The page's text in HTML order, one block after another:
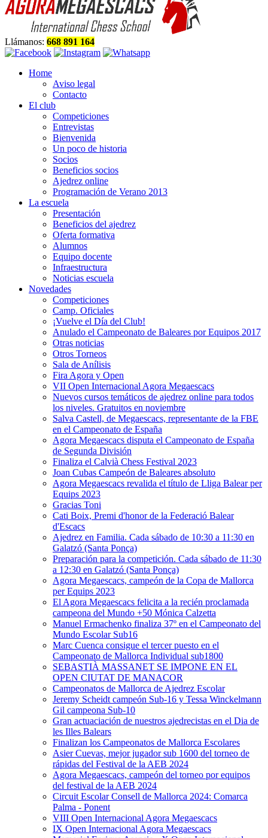
Llámanos: 668 891 164
Home
Aviso legal
Contacto
El club
Competiciones
Entrevistas
Bienvenida
Un poco de historia
Socios
Beneficios socios
Ajedrez online
Programación de Verano 2013
La escuela
Presentación
Beneficios del ajedrez
Oferta formativa
Alumnos
Equipo docente
Infraestructura
Noticias escuela
Novedades
Competiciones
Camp. Oficiales
¡Vuelve el Dí­a del Club!
Anulado el Campeonato de Baleares por Equipos 2017
Otras noticias
Otros Torneos
Sala de Anílisis
Fira Agora y Open
VII Open Internacional Agora Megaescacs
Nuevos cursos temáticos de ajedrez online para todos
los niveles. Gratuitos en noviembre
Salva Castell, de Megaescacs, representante de la FBE
en el Campeonato de España
Agora Megaescacs disputa el Campeonato de España
de Segunda División
Finaliza el Calvià Chess Festival 2023
Joan Cubas Campeón de Baleares absoluto
Agora Megaescacs revalida el título de Lliga Balear per
Equips 2023
Gracias Toni
Cati Boix, Premi d'honor de la Federació Balear
d'Escacs
Ajedrez en Familia. Cada sábado de 10:30 a 11:30 en
Galatzó (Santa Ponça)
Preparación para la competición. Cada sábado de 11:30
a 12:30 en Galatzó (Santa Ponça)
Agora Megaescacs, campeón de la Copa de Mallorca
per Equips 2023
El Agora Megaescacs felicita a la recién proclamada
campeona del Mundo +50 Mónica Calzetta
Manuel Ermachenko finaliza 37º en el Campeonato del
Mundo Escolar Sub16
Marc Cuenca consigue el tercer puesto en el
Campeonato de Mallorca Individual sub1800
SEBASTIÀ MASSANET SE IMPONE EN EL
OPEN CIUTAT DE MANACOR
Campeonatos de Mallorca de Ajedrez Escolar
Jeremy Scheidt campeón Sub-16 y Tessa Winckelmann
Gil campeona Sub-10
Gran actuaciación de nuestros ajedrecistas en el Dia de
les Illes Balears
Finalizan los Campeonatos de Mallorca Escolares
Asier Cuevas, mejor jugador sub 1600 del torneo de
rápidas del Festival de la AEB 2024
Agora Megaescacs, campeón del torneo por equipos
del festival de la AEB 2024
Circuit Escolar Consell de Mallorca 2024: Comarca
Palma - Ponent
VIII Open Internacional Agora Megaescacs
IX Open Internacional Agora Megaescacs